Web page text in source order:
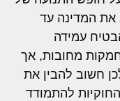
את המדינה עד
עמידה
מחובות, אך
חשוב להבין את
להתמודד